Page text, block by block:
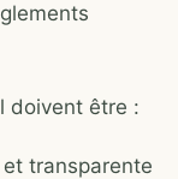
doivent être :
transparente